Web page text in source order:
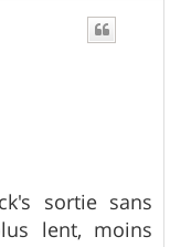
sortie sans
lent, moins